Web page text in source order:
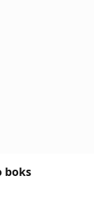
boks